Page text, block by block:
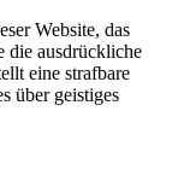
Website, das
die ausdrückliche
eine strafbare
über geistiges